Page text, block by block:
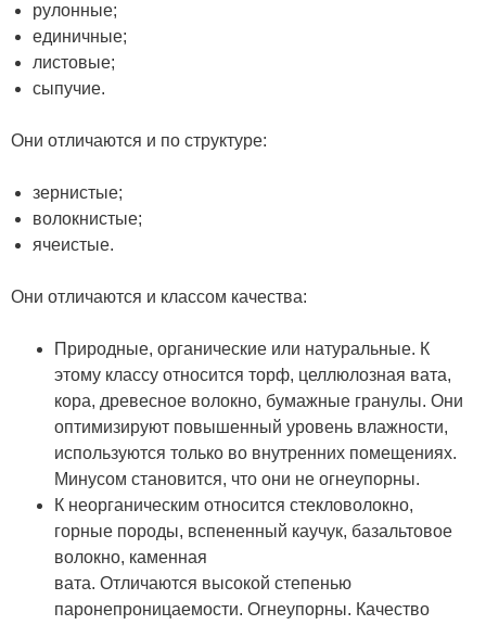
рулонные;
единичные;
листовые;
сыпучие.
Они отличаются и по структуре:
зернистые;
волокнистые;
ячеистые.
Они отличаются и классом качества:
Природные, органические или натуральные. К
этому классу относится торф, целлюлозная вата,
кора, древесное волокно, бумажные гранулы. Они
оптимизируют повышенный уровень влажности,
используются только во внутренних помещениях.
Минусом становится, что они не огнеупорны.
К неорганическим относится стекловолокно,
горные породы, вспененный каучук, базальтовое
волокно, каменная
вата. Отличаются высокой степенью
паронепроницаемости. Огнеупорны. Качество